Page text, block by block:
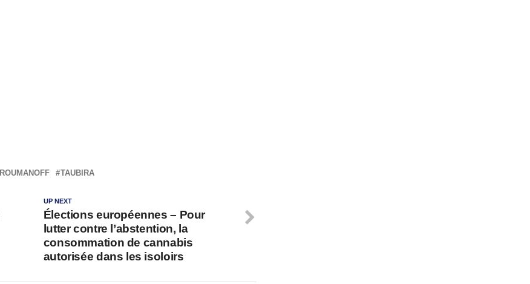
ROUMANOFF TAUBIRA
UP NEXT
Élections européennes – Pour
lutter contre l’abstention, la
consommation de cannabis
autorisée dans les isoloirs